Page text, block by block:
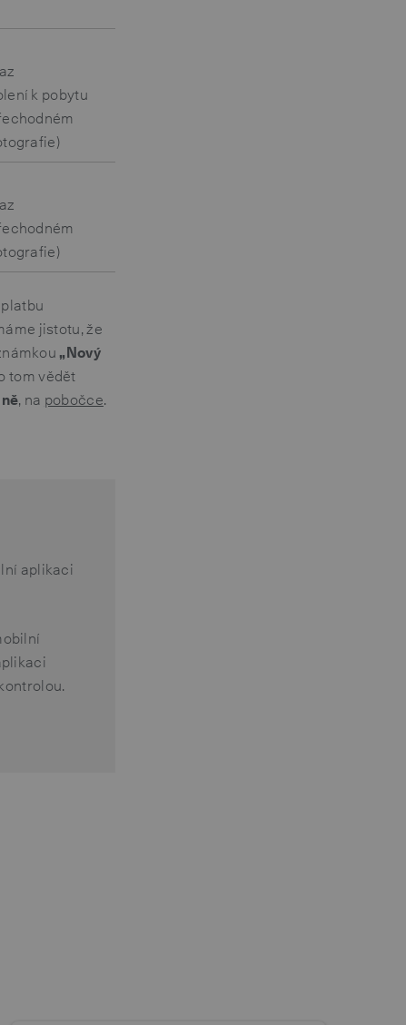
k pobytu
jistotu, že
„Nový
tom vědět
, na pobočce.
aplikaci